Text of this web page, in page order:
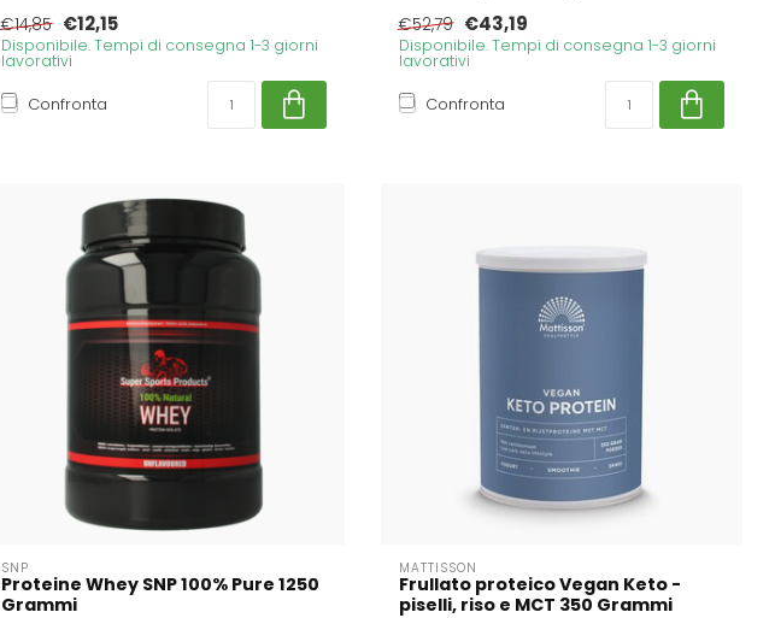
€14,85 €12,15
Disponibile. Tempi di consegna 1-3 giorni
lavorativi
Confronta
€52,79 €43,19
Disponibile. Tempi di consegna 1-3 giorni
lavorativi
Confronta
SNP
Proteine Whey SNP 100% Pure 1250
Grammi
MATTISSON
Frullato proteico Vegan Keto -
piselli, riso e MCT 350 Grammi